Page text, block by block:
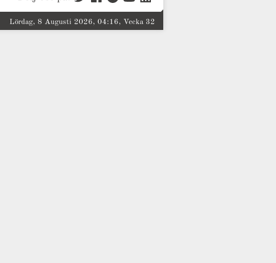
Lördag, 8 Augusti 2026, 04:16, Vecka 32